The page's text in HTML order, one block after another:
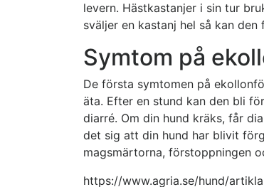
levern. Hästkastanjer i sin tur
sväljer en kastanj hel så kan
Symtom på
De första symtomen på
äta. Efter en stund kan den bli
diarré. Om din hund kräks, får
det sig att din hund har blivit
magsmärtorna, förstoppningen
https://www.agria.se/hund/